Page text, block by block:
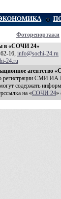
Фоторепортажи
в «СОЧИ 24»
16, info@sochi-24.ru
24.ru
агентство
СМИ ИА
содержать
на «СОЧИ 24»